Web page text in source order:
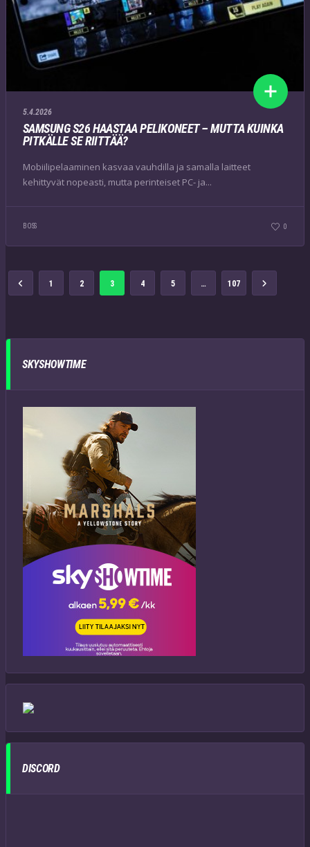
5.4.2026
SAMSUNG S26 HAASTAA PELIKONEET – MUTTA KUINKA
PITKÄLLE SE RIITTÄÄ?
Mobiilipelaaminen kasvaa vauhdilla ja samalla laitteet
kehittyvät nopeasti, mutta perinteiset PC- ja...
BOSS 0
1 2 3 4 5 … 107
SKYSHOWTIME
DISCORD